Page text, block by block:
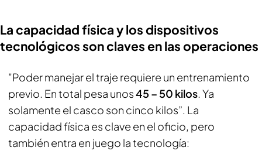
La capacidad física y los dispositivos
tecnológicos son claves en las operaciones
"Poder manejar el traje requiere un entrenamiento
previo. En total pesa unos45 – 50 kilos. Ya
solamente el casco son cinco kilos”. La
capacidad física es clave en el oficio, pero
también entra en juego la tecnología: